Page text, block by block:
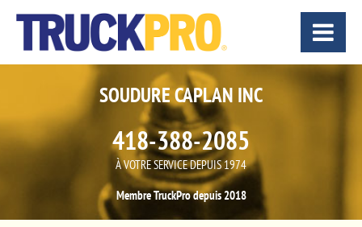
SOUDURE CAPLAN INC
418-388-2085
À VOTRE SERVICE DEPUIS 1974
Membre TruckPro depuis 2018